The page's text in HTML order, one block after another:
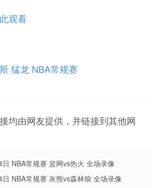
观看
猛龙 NBA常规赛
均由网友提供，并链接到其他网
NBA常规赛 篮网vs热火 全场录像
NBA常规赛 灰熊vs森林狼 全场录像